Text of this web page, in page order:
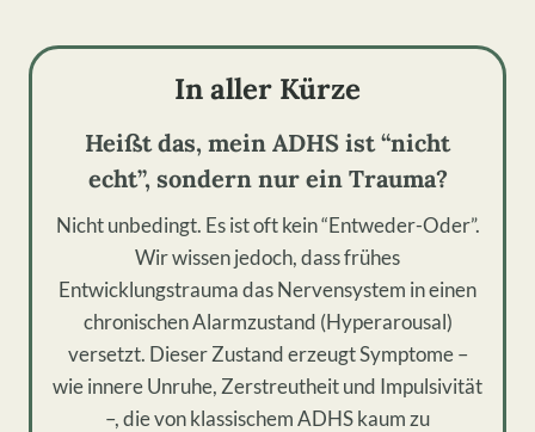
In aller Kürze
Heißt das, mein ADHS ist “nicht
echt”, sondern nur ein Trauma?
Nicht unbedingt. Es ist oft kein “Entweder-Oder”.
Wir wissen jedoch, dass frühes
Entwicklungstrauma das Nervensystem in einen
chronischen Alarmzustand (Hyperarousal)
versetzt. Dieser Zustand erzeugt Symptome –
wie innere Unruhe, Zerstreutheit und Impulsivität
–, die von klassischem ADHS kaum zu